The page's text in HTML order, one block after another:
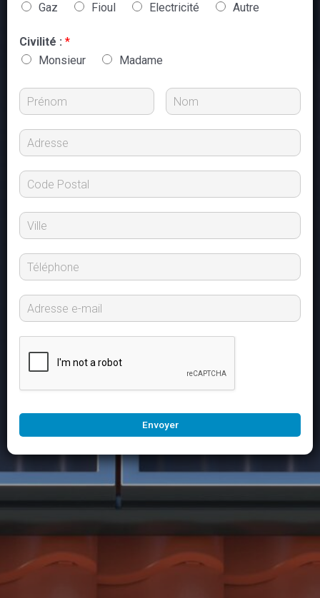
Gaz
Fioul Electricité Autre
Civilité : *
Monsieur
Madame
Envoyer